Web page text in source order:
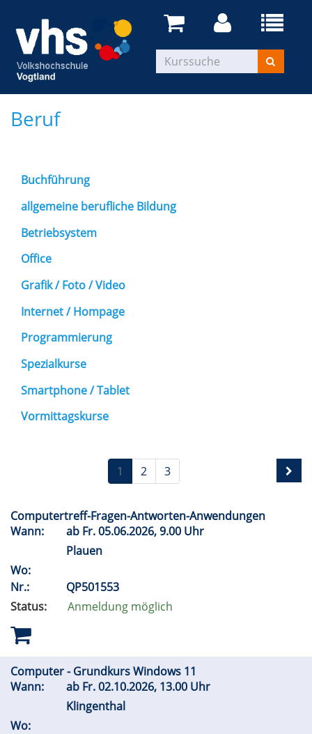
Beruf
Buchführung
allgemeine berufliche Bildung
Betriebsystem
Office
Grafik / Foto / Video
Internet / Hompage
Programmierung
Spezialkurse
Smartphone / Tablet
Vormittagskurse
1 2 3
Computertreff-Fragen-Antworten-Anwendungen
Wann:
ab Fr.05.06.2026, 9.00 Uhr
Plauen
Wo:
Nr.:
QP501553
Status:
Anmeldung möglich
Computer - Grundkurs Windows 11
Wann:
ab Fr.02.10.2026, 13.00 Uhr
Klingenthal
Wo: